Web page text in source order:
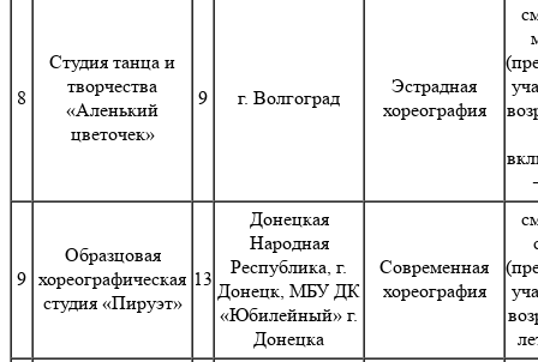
8
Студия танца и
творчества
«Аленький
цветочек»
9 г. Волгоград
Эстрадная
хореография
9
Образцовая
хореографическая
студия «Пируэт»
13
Донецкая
Народная
Республика, г.
Донецк, МБУ ДК
«Юбилейный» г.
Донецка
Современная
хореография